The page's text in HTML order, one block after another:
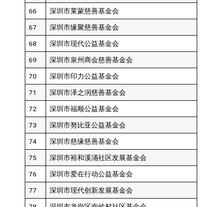
66 深圳市莱蒙慈善基金会
67 深圳市缘聚慈善基金会
68 深圳市现代公益基金会
69 深圳市泉州商会慈善基金会
70 深圳市印力公益基金会
71 深圳市泽之润慈善基金会
72 深圳市福顺公益基金会
73 深圳市努比亚公益基金会
74 深圳市慈缘慈善基金会
75 深圳市裕和溪涌社区发展基金会
76 深圳市爱在行动公益基金会
77 深圳市现代创新发展基金会